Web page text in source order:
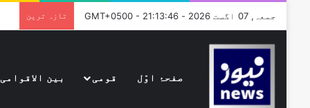
جمعہ, 07 اگست 2026 - GMT+0500 - 21:13:46 تازہ ترین
صفحۂ اوّل قومی بین الاقوامی